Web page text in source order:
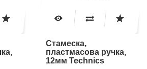
Стамеска,
пластмасова ручка,
12мм Technics